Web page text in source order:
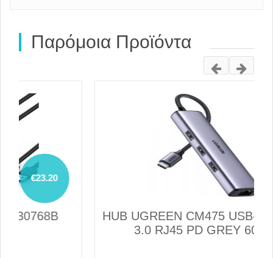
Παρόμοια Προϊόντα
€31.70
HUB UGREEN CM475 USB-C 3x USB
3.0 RJ45 PD GREY 60600